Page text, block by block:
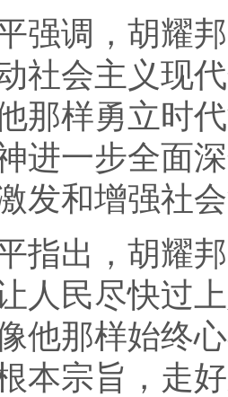
调，胡耀邦
社会主义现
那样勇立时
进一步全面
发和增强社
出，胡耀邦
人民尽快过
他那样始终
本宗旨，走